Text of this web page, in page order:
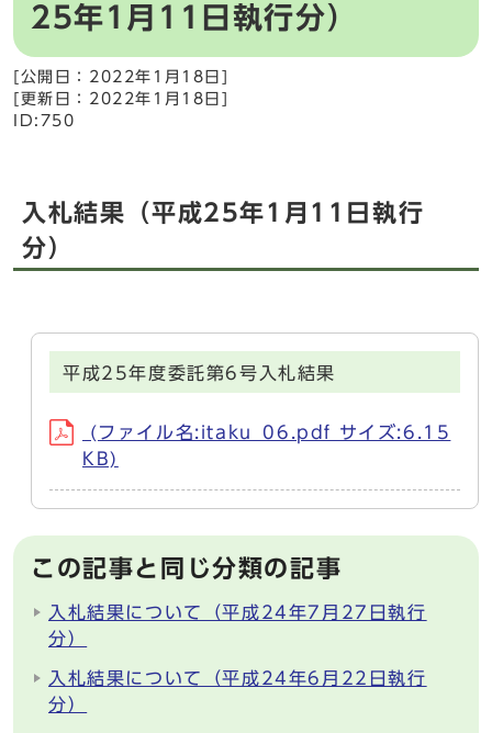
25年1月11日執行分）
[公開日：2022年1月18日]
[更新日：2022年1月18日]
ID:750
入札結果（平成25年1月11日執行
分）
平成25年度委託第6号入札結果
(ファイル名:itaku_06.pdf サイズ:6.15
KB)
この記事と同じ分類の記事
入札結果について（平成24年7月27日執行
分）
入札結果について（平成24年6月22日執行
分）